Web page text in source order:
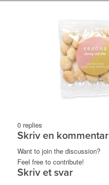
0 replies
Skriv en kommentar
Want to join the discussion?
Feel free to contribute!
Skriv et svar